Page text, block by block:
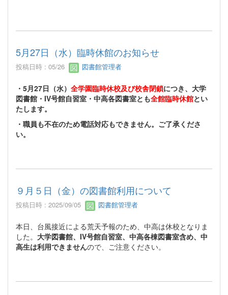
5月27日（水）臨時休館のお知らせ
投稿日時 : 05/26 図書館管理者
・5月27日（水） 全学園臨時休校及び校舎閉鎖につき、大学
図書館・IV号館自習室・中高各図書室とも全館臨時休館とい
たします。
・職員も不在のため電話対応もできません。ご了承くださ
い。
９月５日（金）の図書館利用について
投稿日時 : 2025/09/05 図書館管理者
本日、台風接近による荒天予報のため、中高は休校となりま
した。 大学図書館、IV号館自習室、中高各棟図書室含め、中
高生は利用できませんので、ご注意ください。